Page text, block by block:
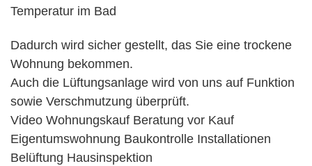
Temperatur im Bad
Dadurch wird sicher gestellt, das Sie eine trockene
Wohnung bekommen.
Auch die Lüftungsanlage wird von uns auf Funktion
sowie Verschmutzung überprüft.
Video Wohnungskauf Beratung vor Kauf
Eigentumswohnung Baukontrolle Installationen
Belüftung Hausinspektion